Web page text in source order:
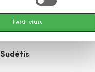
Leisti visus
Prekės aprašymas
Sudėtis